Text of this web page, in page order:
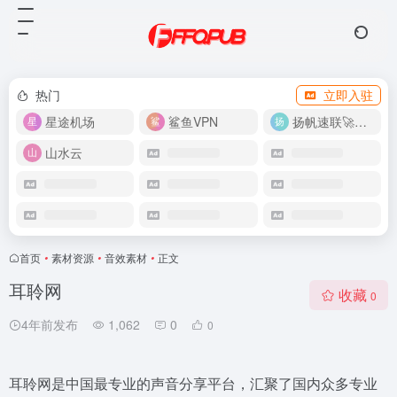
热门
立即入驻
星途机场
鲨鱼VPN
扬帆速联🚀很快
山水云
首页 • 素材资源 • 音效素材 • 正文
耳聆网
4年前发布 1,062 0 0
收藏 0
耳聆网是中国最专业的声音分享平台，汇聚了国内众多专业